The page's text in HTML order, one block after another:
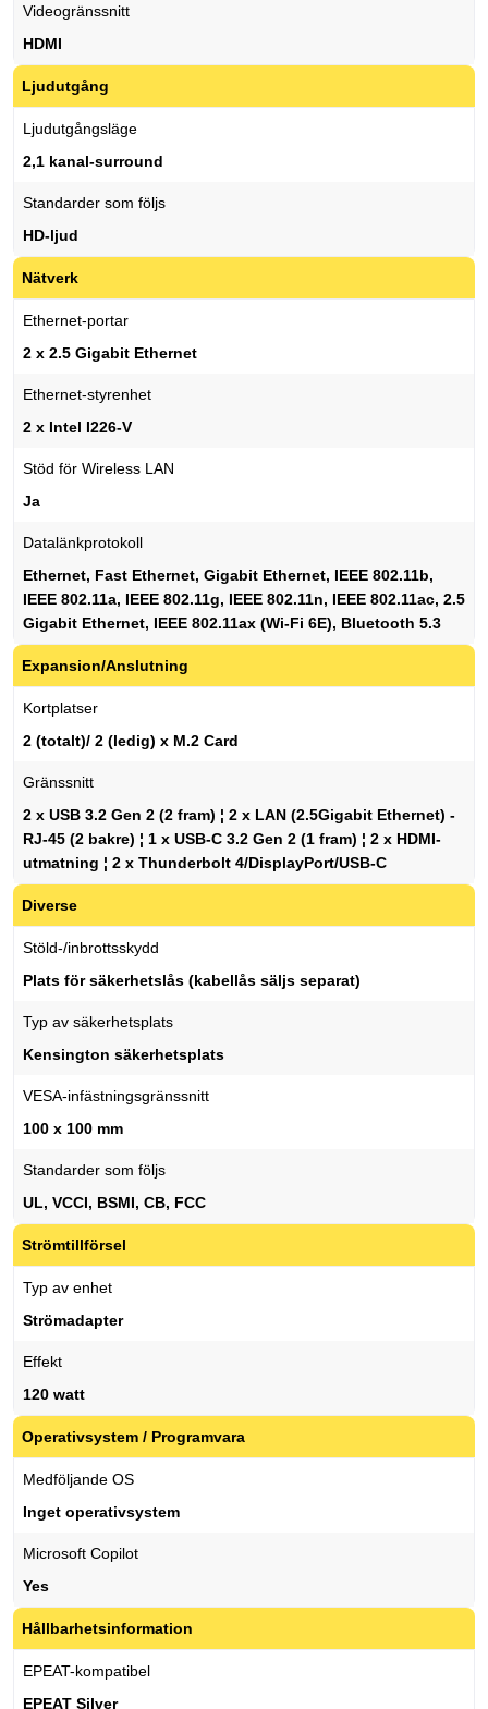
Videogränssnitt
HDMI
Ljudutgång
Ljudutgångsläge
2,1 kanal-surround
Standarder som följs
HD-ljud
Nätverk
Ethernet-portar
2 x 2.5 Gigabit Ethernet
Ethernet-styrenhet
2 x Intel I226-V
Stöd för Wireless LAN
Ja
Datalänkprotokoll
Ethernet, Fast Ethernet, Gigabit Ethernet, IEEE 802.11b,
IEEE 802.11a, IEEE 802.11g, IEEE 802.11n, IEEE 802.11ac, 2.5
Gigabit Ethernet, IEEE 802.11ax (Wi-Fi 6E), Bluetooth 5.3
Expansion/Anslutning
Kortplatser
2 (totalt)/ 2 (ledig) x M.2 Card
Gränssnitt
2 x USB 3.2 Gen 2 (2 fram) ¦ 2 x LAN (2.5Gigabit Ethernet) -
RJ-45 (2 bakre) ¦ 1 x USB-C 3.2 Gen 2 (1 fram) ¦ 2 x HDMI-
utmatning ¦ 2 x Thunderbolt 4/DisplayPort/USB-C
Diverse
Stöld-/inbrottsskydd
Plats för säkerhetslås (kabellås säljs separat)
Typ av säkerhetsplats
Kensington säkerhetsplats
VESA-infästningsgränssnitt
100 x 100 mm
Standarder som följs
UL, VCCI, BSMI, CB, FCC
Strömtillförsel
Typ av enhet
Strömadapter
Effekt
120 watt
Operativsystem / Programvara
Medföljande OS
Inget operativsystem
Microsoft Copilot
Yes
Hållbarhetsinformation
EPEAT-kompatibel
EPEAT Silver